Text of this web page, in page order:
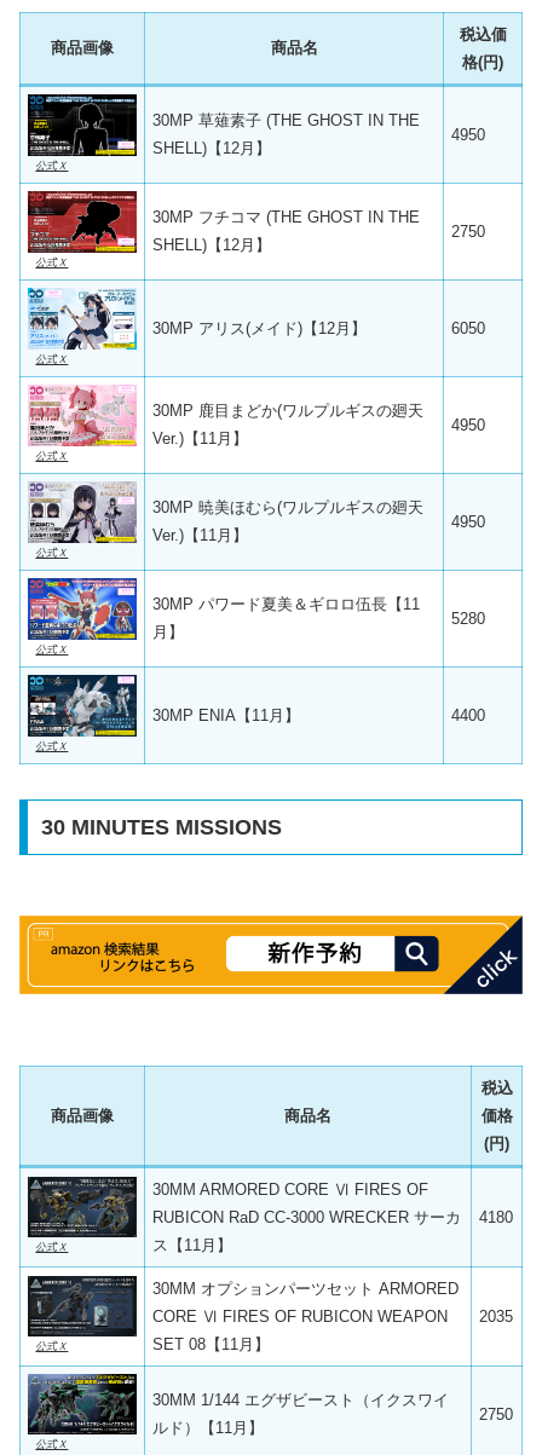
商品画像 商品名
税込価
格(円)
公式Ｘ
30MP 草薙素子 (THE GHOST IN THE
SHELL)【12月】
4950
公式Ｘ
30MP フチコマ (THE GHOST IN THE
SHELL)【12月】
2750
公式Ｘ
30MP アリス(メイド)【12月】 6050
公式Ｘ
30MP 鹿目まどか(ワルプルギスの廻天
Ver.)【11月】
4950
公式Ｘ
30MP 暁美ほむら(ワルプルギスの廻天
Ver.)【11月】
4950
公式Ｘ
30MP パワード夏美＆ギロロ伍長【11
月】
5280
公式Ｘ
30MP ENIA【11月】 4400
30 MINUTES MISSIONS
商品画像 商品名
税込
価格
(円)
公式Ｘ
30MM ARMORED CORE Ⅵ FIRES OF
RUBICON RaD CC-3000 WRECKER サーカ
ス【11月】
4180
公式Ｘ
30MM オプションパーツセット ARMORED
CORE Ⅵ FIRES OF RUBICON WEAPON
SET 08【11月】
2035
公式Ｘ
30MM 1/144 エグザビースト（イクスワイ
ルド）【11月】
2750